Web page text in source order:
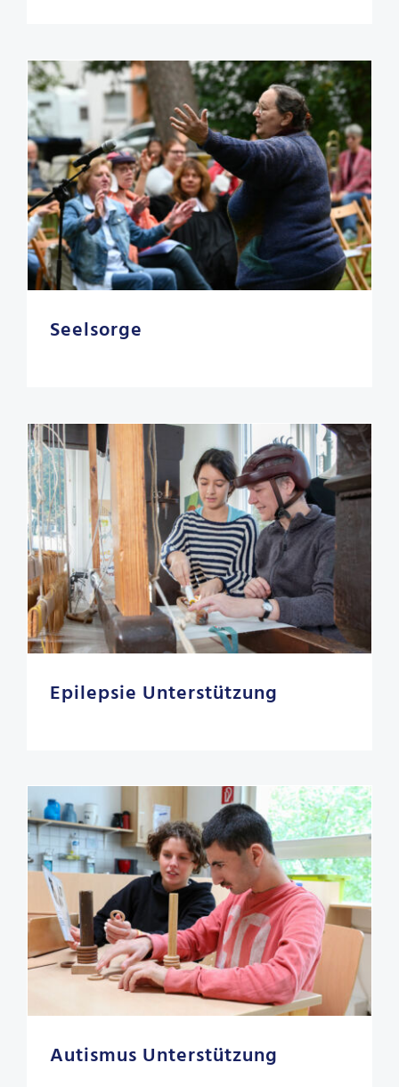
Seelsorge
Epilepsie Unterstützung
Autismus Unterstützung